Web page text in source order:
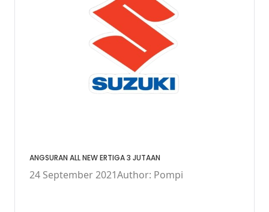
ANGSURAN ALL NEW ERTIGA 3 JUTAAN
24 September 2021Author: Pompi